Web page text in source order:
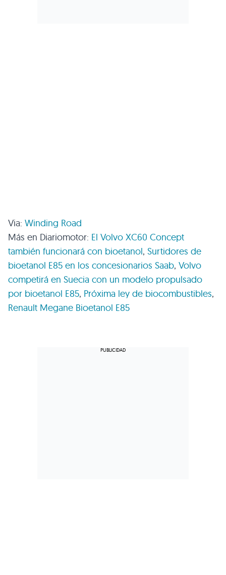
Via: Winding Road
Más en Diariomotor: El Volvo XC60 Concept
también funcionará con bioetanol, Surtidores de
bioetanol E85 en los concesionarios Saab, Volvo
competirá en Suecia con un modelo propulsado
por bioetanol E85, Próxima ley de biocombustibles,
Renault Megane Bioetanol E85